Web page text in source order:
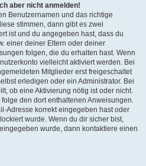
aber nicht anmelden!
Benutzernamen und das richtige
stimmen, dann gibt es zwei
ist und du angegeben hast, dass du
einer deiner Eltern oder deiner
folgen, die du erhalten hast. Wenn
vielleicht aktiviert werden. Bei
Mitglieder erst freigeschaltet
erledigen oder ein Administrator. Bei
ob eine Aktivierung nötig ist oder nicht.
den dort enthaltenen Anweisungen.
Adresse korrekt eingegeben hast oder
wurde. Wenn du dir sicher bist,
wurde, dann kontaktiere einen